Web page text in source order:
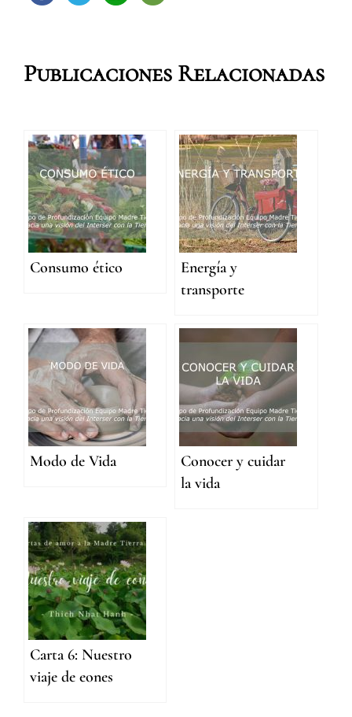
Publicaciones Relacionadas
Consumo ético
Energía y
transporte
Modo de Vida
Conocer y cuidar
la vida
Carta 6: Nuestro
viaje de eones